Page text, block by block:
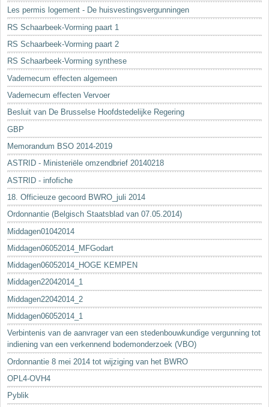
Les permis logement - De huisvestingsvergunningen
RS Schaarbeek-Vorming paart 1
RS Schaarbeek-Vorming paart 2
RS Schaarbeek-Vorming synthese
Vademecum effecten algemeen
Vademecum effecten Vervoer
Besluit van De Brusselse Hoofdstedelijke Regering
GBP
Memorandum BSO 2014-2019
ASTRID - Ministeriële omzendbrief 20140218
ASTRID - infofiche
18. Officieuze gecoord BWRO_juli 2014
Ordonnantie (Belgisch Staatsblad van 07.05.2014)
Middagen01042014
Middagen06052014_MFGodart
Middagen06052014_HOGE KEMPEN
Middagen22042014_1
Middagen22042014_2
Middagen06052014_1
Verbintenis van de aanvrager van een stedenbouwkundige vergunning tot
indiening van een verkennend bodemonderzoek (VBO)
Ordonnantie 8 mei 2014 tot wijziging van het BWRO
OPL4-OVH4
Pyblik